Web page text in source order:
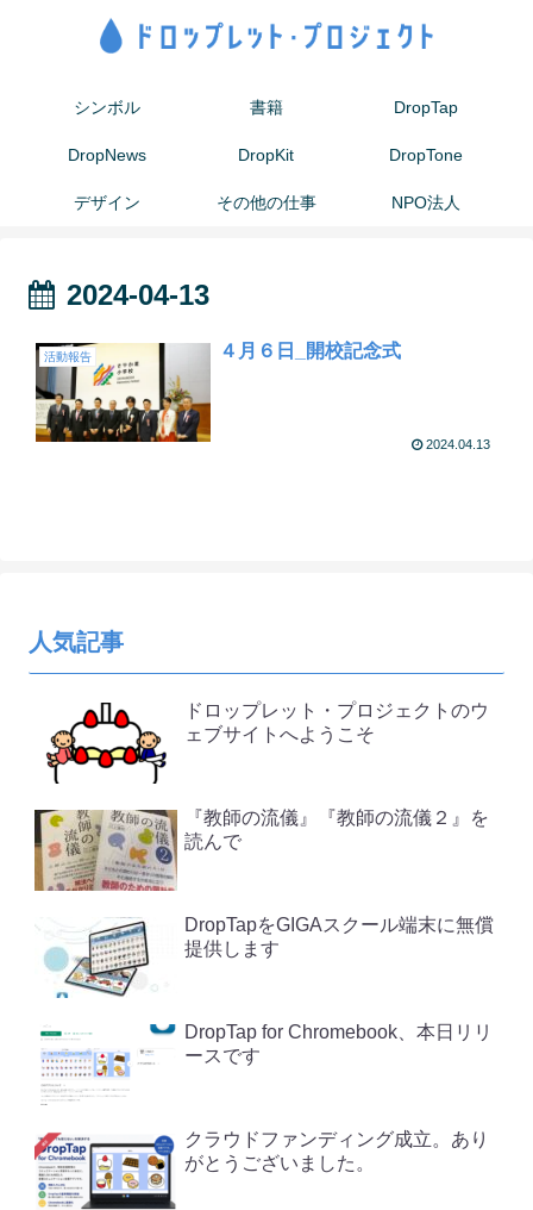
シンボル 書籍 DropTap
DropNews DropKit DropTone
デザイン その他の仕事 NPO法人
2024-04-13
活動報告 ４月６日_開校記念式
2024.04.13
人気記事
ドロップレット・プロジェクトのウ
ェブサイトへようこそ
『教師の流儀』『教師の流儀２』を
読んで
DropTapをGIGAスクール端末に無償
提供します
DropTap for Chromebook、本日リリ
ースです
クラウドファンディング成立。あり
がとうございました。